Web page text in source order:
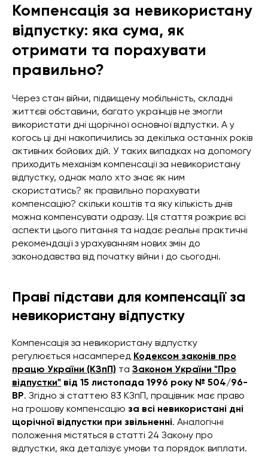
Компенсація за невикористану
відпустку: яка сума, як
отримати та порахувати
правильно?
Через стан війни, підвищену мобільність, складні
життєві обставини, багато українців не змогли
використати дні щорічної основної відпустки. А у
когось ці дні накопичились за декілька останніх років
активних бойових дій. У таких випадках на допомогу
приходить механізм компенсації за невикористану
відпустку, однак мало хто знає як ним
скористатись? як правильно порахувати
компенсацію? скільки коштів та яку кількість днів
можна компенсувати одразу. Ця стаття розкриє всі
аспекти цього питання та надає реальні практичні
рекомендації з урахуванням нових змін до
законодавства від початку війни і до сьогодні.
Праві підстави для компенсації за
невикористану відпустку
Компенсація за невикористану відпустку
регулюється насамперед Кодексом законів про
працю України (КЗпП) та Законом України "Про
відпустки" від 15 листопада 1996 року № 504/96-
ВР. Згідно зі статтею 83 КЗпП, працівник має право
на грошову компенсацію за всі невикористані дні
щорічної відпустки при звільненні. Аналогічні
положення містяться в статті 24 Закону про
відпустки, яка деталізує умови та порядок виплати.